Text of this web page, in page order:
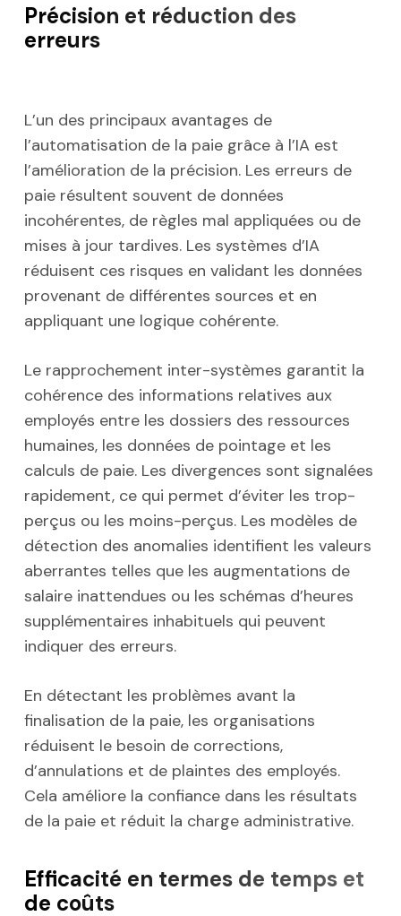
Précision et réduction des
erreurs
L’un des principaux avantages de
l’automatisation de la paie grâce à l’IA est
l’amélioration de la précision. Les erreurs de
paie résultent souvent de données
incohérentes, de règles mal appliquées ou de
mises à jour tardives. Les systèmes d’IA
réduisent ces risques en validant les données
provenant de différentes sources et en
appliquant une logique cohérente.
Le rapprochement inter-systèmes garantit la
cohérence des informations relatives aux
employés entre les dossiers des ressources
humaines, les données de pointage et les
calculs de paie. Les divergences sont signalées
rapidement, ce qui permet d’éviter les trop-
perçus ou les moins-perçus. Les modèles de
détection des anomalies identifient les valeurs
aberrantes telles que les augmentations de
salaire inattendues ou les schémas d’heures
supplémentaires inhabituels qui peuvent
indiquer des erreurs.
En détectant les problèmes avant la
finalisation de la paie, les organisations
réduisent le besoin de corrections,
d’annulations et de plaintes des employés.
Cela améliore la confiance dans les résultats
de la paie et réduit la charge administrative.
Efficacité en termes de temps et
de coûts